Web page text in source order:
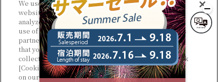
お問い合わせ 会社概要 新規ホテル開発のご提案
コラム
WEB利用規約
サイトポリシー
プライバシーポリシー
カスタマーハラスメントに対する基本方針
法人契約 宿泊約款
会員規約
サイトマップ
相鉄ホテルズ パートナーホテル加盟募集のご案内 採用情報
We use cookies to improve your experience on our
website, to personalize content and ads, and to
analyze our traffic. We share information about your
use of our website with our advertising and analytics
partners, who may combine it with other information
that you have provided to them or that they have
collected from your use of their services. Please click
[Cookie Settings] to customize your cookie settings
on our website. Privacy Policy